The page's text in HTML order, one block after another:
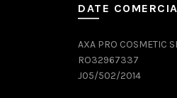
DATE
AXA PRO COSMETIC
RO32967337
J05/502/2014